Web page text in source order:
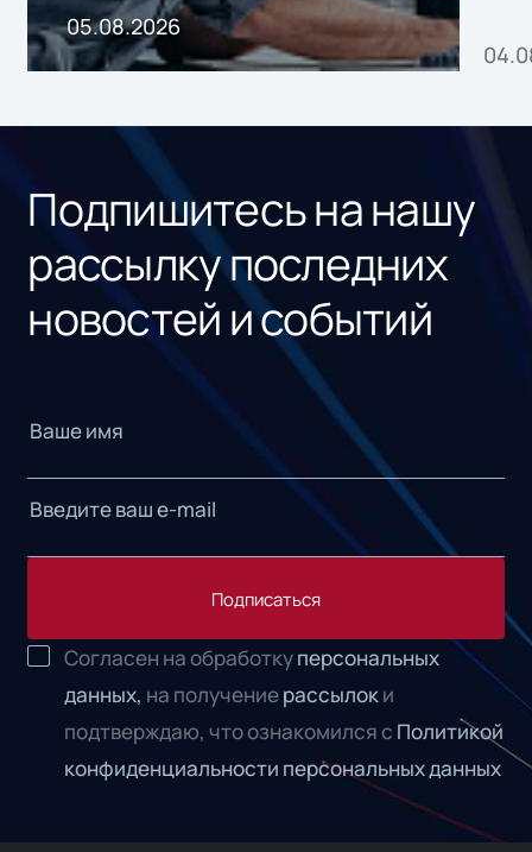
05.08.2026
Подпишитесь на нашу
рассылку последних
новостей и событий
Подписаться
Согласен на обработкуперсональных
данных, на получениерассылоки
подтверждаю, что ознакомился с Политикой
конфиденциальности персональных данных